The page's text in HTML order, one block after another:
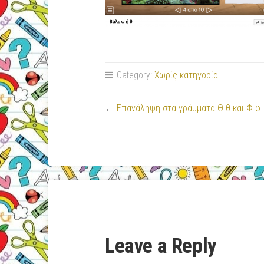
Category: Χωρίς κατηγορία
← Επανάληψη στα γράμματα Θ θ και Φ φ.
Leave a Reply